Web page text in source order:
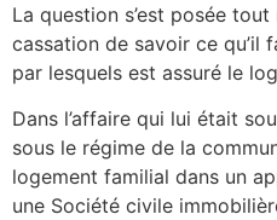
La question s’est posée
cassation de savoir ce qu’il
par lesquels est assuré le
Dans l’affaire qui lui était
sous le régime de la
logement familial dans un
une Société civile